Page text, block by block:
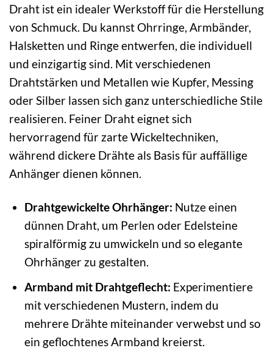
Draht ist ein idealer Werkstoff für die Herstellung
von Schmuck. Du kannst Ohrringe, Armbänder,
Halsketten und Ringe entwerfen, die individuell
und einzigartig sind. Mit verschiedenen
Drahtstärken und Metallen wie Kupfer, Messing
oder Silber lassen sich ganz unterschiedliche Stile
realisieren. Feiner Draht eignet sich
hervorragend für zarte Wickeltechniken,
während dickere Drähte als Basis für auffällige
Anhänger dienen können.
Drahtgewickelte Ohrhänger: Nutze einen
dünnen Draht, um Perlen oder Edelsteine
spiralförmig zu umwickeln und so elegante
Ohrhänger zu gestalten.
Armband mit Drahtgeflecht: Experimentiere
mit verschiedenen Mustern, indem du
mehrere Drähte miteinander verwebst und so
ein geflochtenes Armband kreierst.